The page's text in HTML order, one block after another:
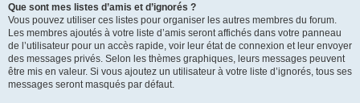
Que sont mes listes d’amis et d’ignorés ?
Vous pouvez utiliser ces listes pour organiser les autres membres du forum.
Les membres ajoutés à votre liste d’amis seront affichés dans votre panneau
de l’utilisateur pour un accès rapide, voir leur état de connexion et leur envoyer
des messages privés. Selon les thèmes graphiques, leurs messages peuvent
être mis en valeur. Si vous ajoutez un utilisateur à votre liste d’ignorés, tous ses
messages seront masqués par défaut.